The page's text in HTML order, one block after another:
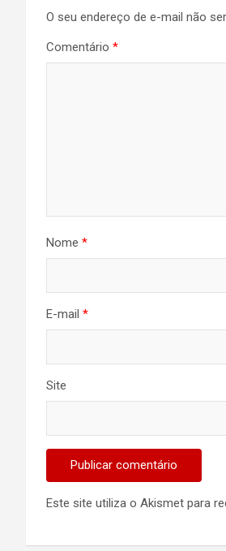
O seu endereço de e-mail não
Comentário *
Nome *
E-mail *
Site
Este site utiliza o Akismet para